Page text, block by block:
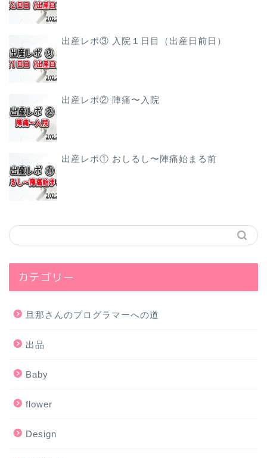
出産レポ③ 入院１日目（出産日前日）
出産レポ② 陣痛〜入院
出産レポ① おしるし〜陣痛始まる前
カテゴリー
旦那さんのプログラマーへの道
出品
Baby
flower
Design